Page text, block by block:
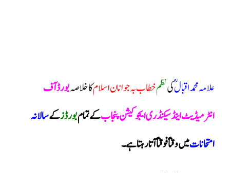
علامہ محمد اقبال ؒکینظمخطاب بہ جوانان اسلامکا خلاصہبورڈ آف
انٹرمیڈیٹ اینڈ سیکنڈری ایجوکیشن پنجابکے تمامبورڈزکےسالانہ
امتحاناتمیں وقتاً فوقتاًآتا رہتا ہے ۔